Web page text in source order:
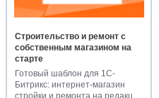
Строительство и ремонт с
собственным магазином на
старте
Готовый шаблон для 1С-
Битрикс: интернет-магазин
стройки и ремонта на редакции